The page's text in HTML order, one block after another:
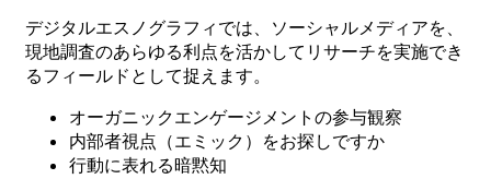
デジタルエスノグラフィでは、 ソーシャルメディアを、
現地調査のあらゆる利点を活かして リサーチを実施でき
るフィールドとして捉えます。
オーガニックエンゲージメントの参与観察
内部者視点 （エミック）をお探しですか
行動に表れる暗黙知